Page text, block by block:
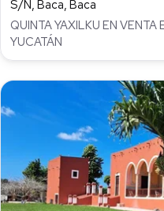
S/N, Baca, Baca
QUINTA YAXILKU EN
YUCATÁN